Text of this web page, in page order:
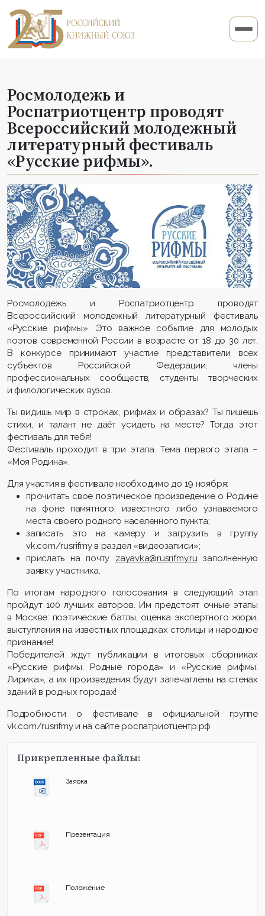
Росмолодежь и
Роспатриотцентр проводят
Всероссийский молодежный
литературный фестиваль
«Русские рифмы».
Росмолодежь и Роспатриотцентр проводят
Всероссийский молодежный литературный фестиваль
«Русские рифмы». Это важное событие для молодых
поэтов современной России в возрасте от 18 до 30 лет.
В конкурсе принимают участие представители всех
субъектов Российской Федерации, члены
профессиональных сообществ, студенты творческих
и филологических вузов.
Ты видишь мир в строках, рифмах и образах? Ты пишешь
стихи, и талант не даёт усидеть на месте? Тогда этот
фестиваль для тебя!
Фестиваль проходит в три этапа. Тема первого этапа –
«Моя Родина».
Для участия в фестивале необходимо до 19 ноября:
прочитать свое поэтическое произведение о Родине
на фоне памятного, известного либо узнаваемого
места своего родного населенного пункта;
записать это на камеру и загрузить в группу
vk.com/rusrifmy в раздел «видеозаписи»;
прислать на почту zayavka@rusrifmy.ruзаполненную
заявку участника.
По итогам народного голосования в следующий этап
пройдут 100 лучших авторов. Им предстоят очные этапы
в Москве: поэтические батлы, оценка экспертного жюри,
выступления на известных площадках столицы и народное
признание!
Победителей ждут публикации в итоговых сборниках
«Русские рифмы. Родные города» и «Русские рифмы.
Лирика», а их произведения будут запечатлены на стенах
зданий в родных городах!
Подробности о фестивале в официальной группе
vk.com/rusrifmy и на сайте роспатриотцентр.рф
Прикрепленные файлы:
Заявка
Презентация
Положение